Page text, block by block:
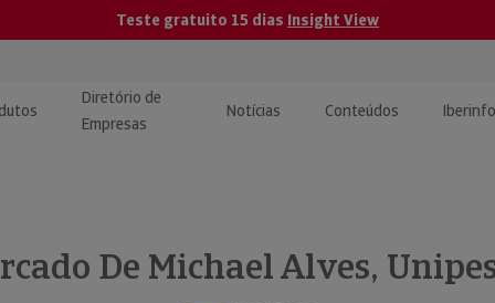
Teste gratuito 15 dias Insight View
e Monitorização de
Diretório de
Empresas
Notícias Conteúdos
| Estudos e
De Michael Alves,